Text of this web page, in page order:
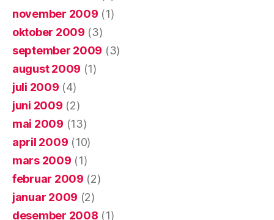
november 2009 (1)
oktober 2009 (3)
september 2009 (3)
august 2009 (1)
juli 2009 (4)
juni 2009 (2)
mai 2009 (13)
april 2009 (10)
mars 2009 (1)
februar 2009 (2)
januar 2009 (2)
desember 2008 (1)